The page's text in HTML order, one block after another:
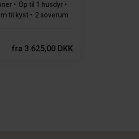
Op til 1 husdyr
til kyst 2 soverum
fra 3.625,00 DKK